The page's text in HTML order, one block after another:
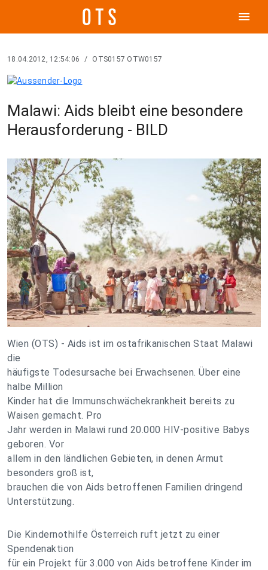
menu
18.04.2012, 12:54:06 / OTS0157 OTW0157
Malawi: Aids bleibt eine besondere
Herausforderung - BILD
Wien (OTS) - Aids ist im ostafrikanischen Staat Malawi
die
häufigste Todesursache bei Erwachsenen. Über eine
halbe Million
Kinder hat die Immunschwächekrankheit bereits zu
Waisen gemacht. Pro
Jahr werden in Malawi rund 20.000 HIV-positive Babys
geboren. Vor
allem in den ländlichen Gebieten, in denen Armut
besonders groß ist,
brauchen die von Aids betroffenen Familien dringend
Unterstützung.
Die Kindernothilfe Österreich ruft jetzt zu einer
Spendenaktion
für ein Projekt für 3.000 von Aids betroffene Kinder im